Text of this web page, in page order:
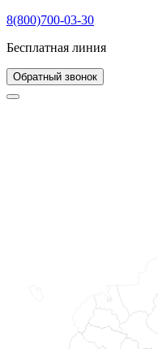
8(800)700-03-30
Бесплатная линия
Обратный звонок